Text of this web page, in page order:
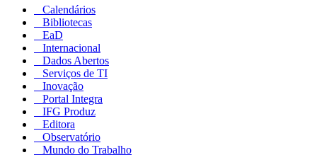
Calendários
Bibliotecas
EaD
Internacional
Dados Abertos
Serviços de TI
Inovação
Portal Integra
IFG Produz
Editora
Observatório
Mundo do Trabalho